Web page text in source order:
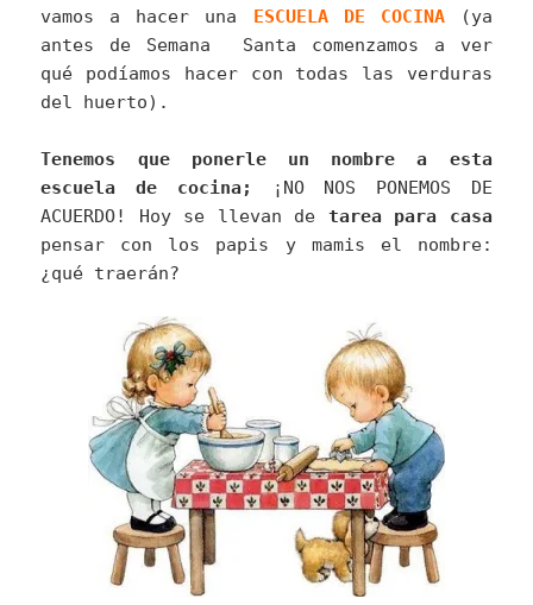
vamos a hacer una ESCUELA DE COCINA(ya
antes de Semana Santa comenzamos a ver
qué podíamos hacer con todas las verduras
del huerto).
Tenemos que ponerle un nombre a esta
escuela de cocina;
¡NO NOS PONEMOS DE
ACUERDO! Hoy se llevan de tarea para casa
pensar con los papis y mamis el nombre:
¿qué traerán?